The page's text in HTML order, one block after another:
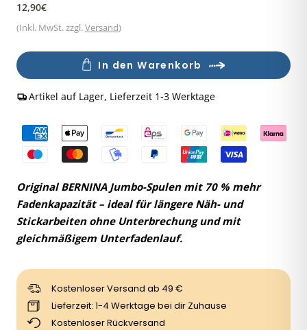
Normaler
Preis
12,90€
(Inkl. MwSt. zzgl.Versand)
Anzahl In den Warenkorb
Artikel auf Lager, Lieferzeit 1-3 Werktage
Original BERNINA Jumbo-Spulen mit 70 % mehr
Fadenkapazität – ideal für längere Näh- und
Stickarbeiten ohne Unterbrechung und mit
gleichmäßigem Unterfadenlauf.
Kostenloser Versand ab 49 €
Lieferzeit: 1-4 Werktage bei dir Zuhause
Kostenloser Rückversand